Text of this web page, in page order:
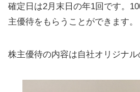
確定日は2月末日の年1回です。
主優待をもらうことができます。
株主優待の内容は自社オリジナル